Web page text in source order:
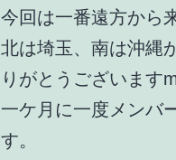
今回は一番遠方から
北は埼玉、南は沖縄
りがとうございます
一ケ月に一度メンバ
す。